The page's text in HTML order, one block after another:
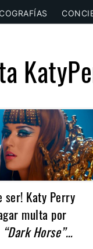
ser! Katy Perry
multa por
“Dark Horse”…